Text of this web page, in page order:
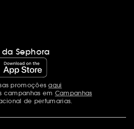
Sephora
promoçõesaqui
campanhas em Campanhas
de perfumarias.